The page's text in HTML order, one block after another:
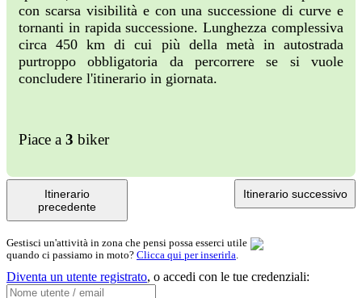
con scarsa visibilità e con una successione di curve e
tornanti in rapida successione. Lunghezza complessiva
circa 450 km di cui più della metà in autostrada
purtroppo obbligatoria da percorrere se si vuole
concludere l'itinerario in giornata.
Piace a 3 biker
Itinerario
precedente
Itinerario successivo
Gestisci un'attività in zona che pensi possa esserci utile
quando ci passiamo in moto? Clicca qui per inserirla.
Diventa un utente registrato, o accedi con le tue credenziali: